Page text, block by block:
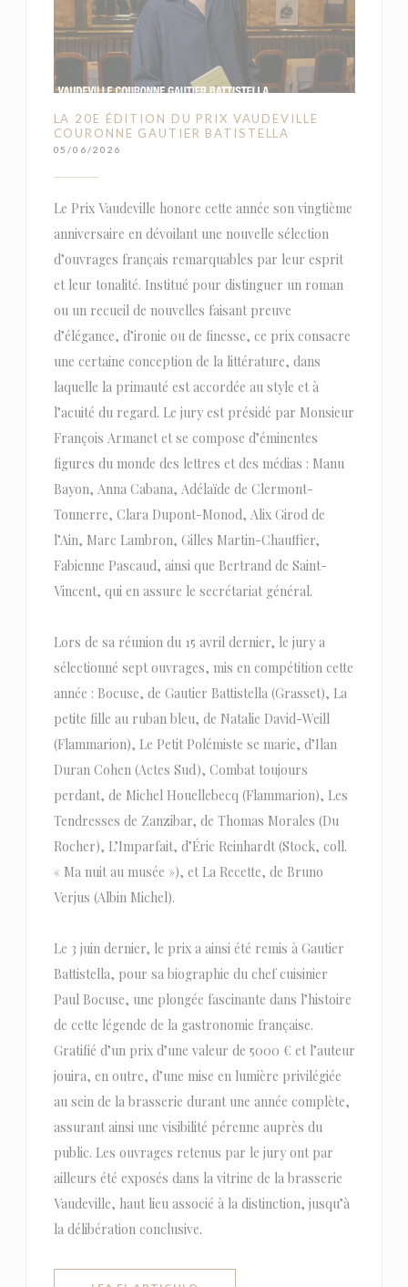
LA 20E ÉDITION DU PRIX VAUDEVILLE
COURONNE GAUTIER BATISTELLA
05/06/2026
Le Prix Vaudeville honore cette année son vingtième
anniversaire en dévoilant une nouvelle sélection
d’ouvrages français remarquables par leur esprit
et leur tonalité. Institué pour distinguer un roman
ou un recueil de nouvelles faisant preuve
d’élégance, d’ironie ou de finesse, ce prix consacre
une certaine conception de la littérature, dans
laquelle la primauté est accordée au style et à
l’acuité du regard. Le jury est présidé par Monsieur
François Armanet et se compose d’éminentes
figures du monde des lettres et des médias : Manu
Bayon, Anna Cabana, Adélaïde de Clermont-
Tonnerre, Clara Dupont-Monod, Alix Girod de
l’Ain, Marc Lambron, Gilles Martin-Chauffier,
Fabienne Pascaud, ainsi que Bertrand de Saint-
Vincent, qui en assure le secrétariat général.
Lors de sa réunion du 15 avril dernier, le jury a
sélectionné sept ouvrages, mis en compétition cette
année : Bocuse, de Gautier Battistella (Grasset), La
petite fille au ruban bleu, de Natalie David-Weill
(Flammarion), Le Petit Polémiste se marie, d’Ilan
Duran Cohen (Actes Sud), Combat toujours
perdant, de Michel Houellebecq (Flammarion), Les
Tendresses de Zanzibar, de Thomas Morales (Du
Rocher), L’Imparfait, d’Éric Reinhardt (Stock, coll.
« Ma nuit au musée »), et La Recette, de Bruno
Verjus (Albin Michel).
Le 3 juin dernier, le prix a ainsi été remis à Gautier
Battistella, pour sa biographie du chef cuisinier
Paul Bocuse, une plongée fascinante dans l’histoire
de cette légende de la gastronomie française.
Gratifié d’un prix d’une valeur de 5000 € et l’auteur
jouira, en outre, d’une mise en lumière privilégiée
au sein de la brasserie durant une année complète,
assurant ainsi une visibilité pérenne auprès du
public. Les ouvrages retenus par le jury ont par
ailleurs été exposés dans la vitrine de la brasserie
Vaudeville, haut lieu associé à la distinction, jusqu’à
la délibération conclusive.